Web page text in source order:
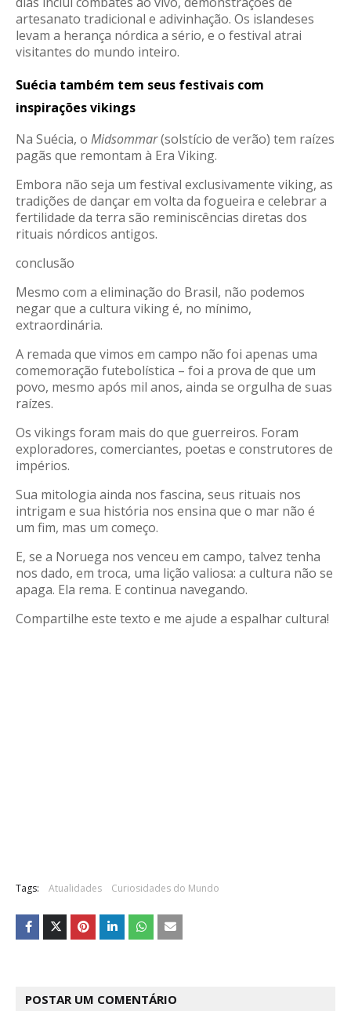
artesanato tradicional e adivinhação. Os islandeses
levam a herança nórdica a sério, e o festival atrai
visitantes do mundo inteiro.
Suécia também tem seus festivais com
inspirações vikings
Na Suécia, o Midsommar(solstício de verão) tem raízes
pagãs que remontam à Era Viking.
Embora não seja um festival exclusivamente viking, as
tradições de dançar em volta da fogueira e celebrar a
fertilidade da terra são reminiscências diretas dos
rituais nórdicos antigos.
conclusão
Mesmo com a eliminação do Brasil, não podemos
negar que a cultura viking é, no mínimo,
extraordinária.
A remada que vimos em campo não foi apenas uma
comemoração futebolística – foi a prova de que um
povo, mesmo após mil anos, ainda se orgulha de suas
raízes.
Os vikings foram mais do que guerreiros. Foram
exploradores, comerciantes, poetas e construtores de
impérios.
Sua mitologia ainda nos fascina, seus rituais nos
intrigam e sua história nos ensina que o mar não é
um fim, mas um começo.
E, se a Noruega nos venceu em campo, talvez tenha
nos dado, em troca, uma lição valiosa: a cultura não se
apaga. Ela rema. E continua navegando.
Compartilhe este texto e me ajude a espalhar cultura!
Tags: Atualidades Curiosidades do Mundo
POSTAR UM COMENTÁRIO